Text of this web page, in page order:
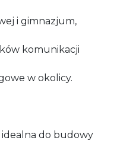
i gimnazjum,
komunikacji
w okolicy.
do budowy